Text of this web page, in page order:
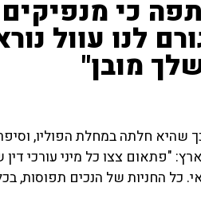
כי מנפיקים
לנו עוול
מובן"
שהיא חלתה במחלת הפוליו,
"פתאום צצו כל מיני עורכי דין
כל החניות של הנכים תפוסות,